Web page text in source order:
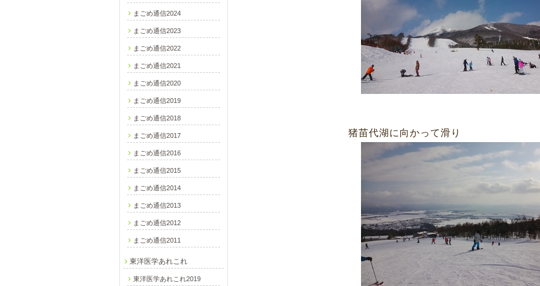
猪苗代湖に向かって滑り
まごめ通信2024
まごめ通信2023
まごめ通信2022
まごめ通信2021
まごめ通信2020
まごめ通信2019
まごめ通信2018
まごめ通信2017
まごめ通信2016
まごめ通信2015
まごめ通信2014
まごめ通信2013
まごめ通信2012
まごめ通信2011
東洋医学あれこれ
東洋医学あれこれ2019